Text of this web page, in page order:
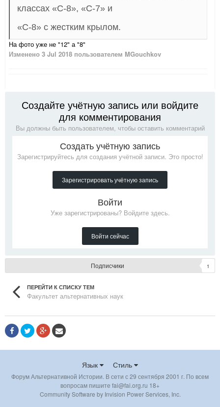
классах «С-8», «С-7» и
«С-8» с жестким крылом.
На фото уже не "12" а "8"
Изменено 3 Jul 2018 пользователем MGouchkov
Создайте учётную запись или войдите
для комментирования
Вы должны быть пользователем, чтобы оставить комментарий
Создать учётную запись
Зарегистрируйтесь для создания учётной записи. Это просто!
Зарегистрировать учётную запись
Войти
Уже зарегистрированы? Войдите здесь.
Войти сейчас
Подписчики 1
ПЕРЕЙТИ К СПИСКУ ТЕМ
Факультет альтернативных наук
Язык Стиль
Форум Альтернативной Истории. В сети с 29 сентября 2001 г. По всем
вопросам пишите fai@fai.org.ru 18+
Community Software by Invision Power Services, Inc.